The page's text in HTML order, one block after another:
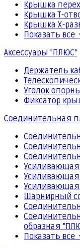
Крышка
Крышка Т-
Крышка Х-
Показать все
Аксессуары "ПЛЮС"
Держатель
Уголок
Фиксатор
Соединительная
Шарнирный
образная
Показать все